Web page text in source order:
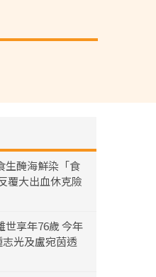
生醃海鮮染「食
覆大出血休克險
世享年76歲 今年
光及盧宛茵透